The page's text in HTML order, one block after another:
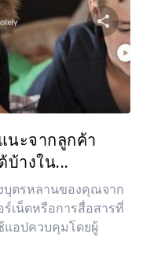
แบ่งปั
นะจากลูกค้า
บ้างใน...
บุตรหลานของคุณจาก
เน็ตหรือการสื่อสารที่
แอปควบคุมโดยผู้
เรื่